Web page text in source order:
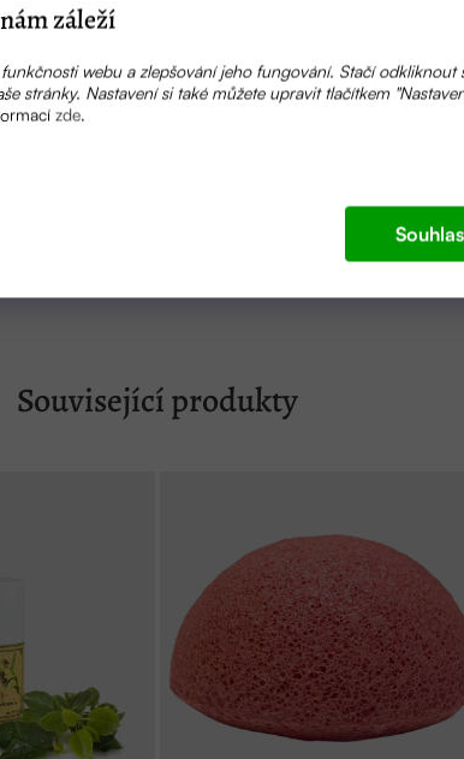
záleží
webu a zlepšování jeho fungování. Stačí odkliknout
stránky. Nastavení si také můžete upravit tlačítkem
zde.
mastných kyselin, minerálů, přírodních
díky podpoře tvorby kolagenu ve tkáních.
se sklonem k zánětům a alergiím
Parkii Butter, Cocos Nucifera Oil,
Související produkty